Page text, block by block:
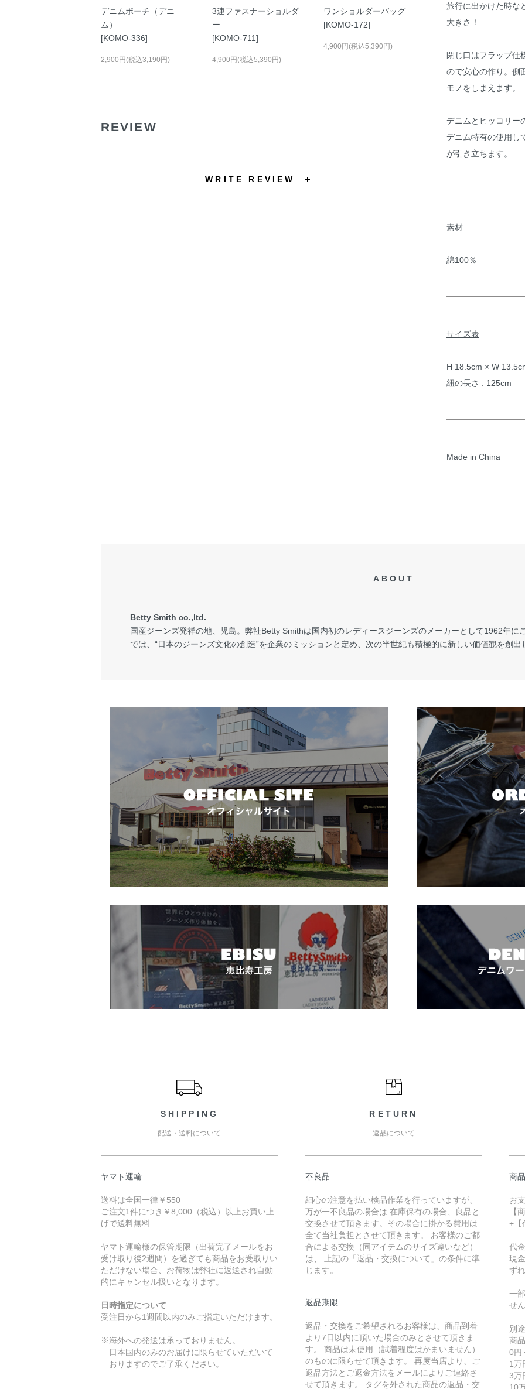
旅行に出かけた時な
大きさ！
閉じ口はフラップ仕
ので安心の作り。側
モノをしまえます。
デニムとヒッコリー
デニム特有の使用し
が引き立ちます。
素材
綿100％
サイズ表
H 18.5cm × W
紐の長さ : 125cm
Made in China
デニムポーチ（デニ
ム）
[KOMO-336]
2,900円(税込3,190円)
3連ファスナーショルダ
ー
[KOMO-711]
4,900円(税込5,390円)
ワンショルダーバッグ
[KOMO-172]
4,900円(税込5,390円)
REVIEW
WRITE REVIEW
ABOUT
Betty Smith co.,ltd.
国産ジーンズ発祥の地、児島。弊社Betty Smithは国内初のレディースジーンズのメーカーとして1962年に
では、“日本のジーンズ文化の創造”を企業のミッションと定め、次の半世紀も積極的に新しい価値観を創
SHIPPING
配送・送料について
ヤマト運輸
送料は全国一律￥550
ご注文1件につき￥8,000（税込）以上お買い上
げで送料無料
ヤマト運輸様の保管期限（出荷完了メールをお
受け取り後2週間）を過ぎても商品をお受取りい
ただけない場合、お荷物は弊社に返送され自動
的にキャンセル扱いとなります。
日時指定について
受注日から1週間以内のみご指定いただけます。
※海外への発送は承っておりません。
日本国内のみのお届けに限らせていただいて
おりますのでご了承ください。
RETURN
返品について
不良品
細心の注意を払い検品作業を行っていますが、
万が一不良品の場合は 在庫保有の場合、良品と
交換させて頂きます。その場合に掛かる費用は
全て当社負担とさせて頂きます。 お客様のご都
合による交換（同アイテムのサイズ違いなど）
は、 上記の「返品・交換について」の条件に準
じます。
返品期限
返品・交換をご希望されるお客様は、商品到着
より7日以内に頂いた場合のみとさせて頂きま
す。 商品は未使用（試着程度はかまいません）
のものに限らせて頂きます。 再度当店より、ご
返品方法とご返金方法をメールによりご連絡さ
せて頂きます。 タグを外された商品の返品・交
商
お
【
+【
代
現
ず
一
せ
別
商
0
1
3万